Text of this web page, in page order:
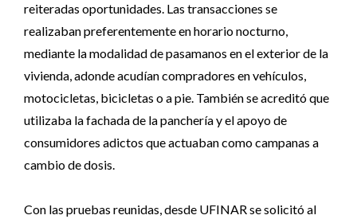
reiteradas oportunidades. Las transacciones se
realizaban preferentemente en horario nocturno,
mediante la modalidad de pasamanos en el exterior de la
vivienda, adonde acudían compradores en vehículos,
motocicletas, bicicletas o a pie. También se acreditó que
utilizaba la fachada de la panchería y el apoyo de
consumidores adictos que actuaban como campanas a
cambio de dosis.
Con las pruebas reunidas, desde UFINAR se solicitó al